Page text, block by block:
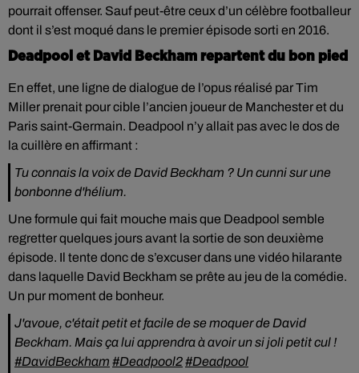
pourrait offenser. Sauf peut-être ceux d’un célèbre footballeur
dont il s’est moqué dans le premier épisode sorti en 2016.
Deadpool et David Beckham repartent du bon pied
En effet, une ligne de dialogue de l’opus réalisé par Tim
Miller prenait pour cible l’ancien joueur de Manchester et du
Paris saint-Germain. Deadpool n’y allait pas avec le dos de
la cuillère en affirmant :
Tu connais la voix de David Beckham ? Un cunni sur une
bonbonne d'hélium.
Une formule qui fait mouche mais que Deadpool semble
regretter quelques jours avant la sortie de son deuxième
épisode. Il tente donc de s’excuser dans une vidéo hilarante
dans laquelle David Beckham se prête au jeu de la comédie.
Un pur moment de bonheur.
J'avoue, c'était petit et facile de se moquer de David
Beckham. Mais ça lui apprendra à avoir un si joli petit cul !
#DavidBeckham #Deadpool2#Deadpool